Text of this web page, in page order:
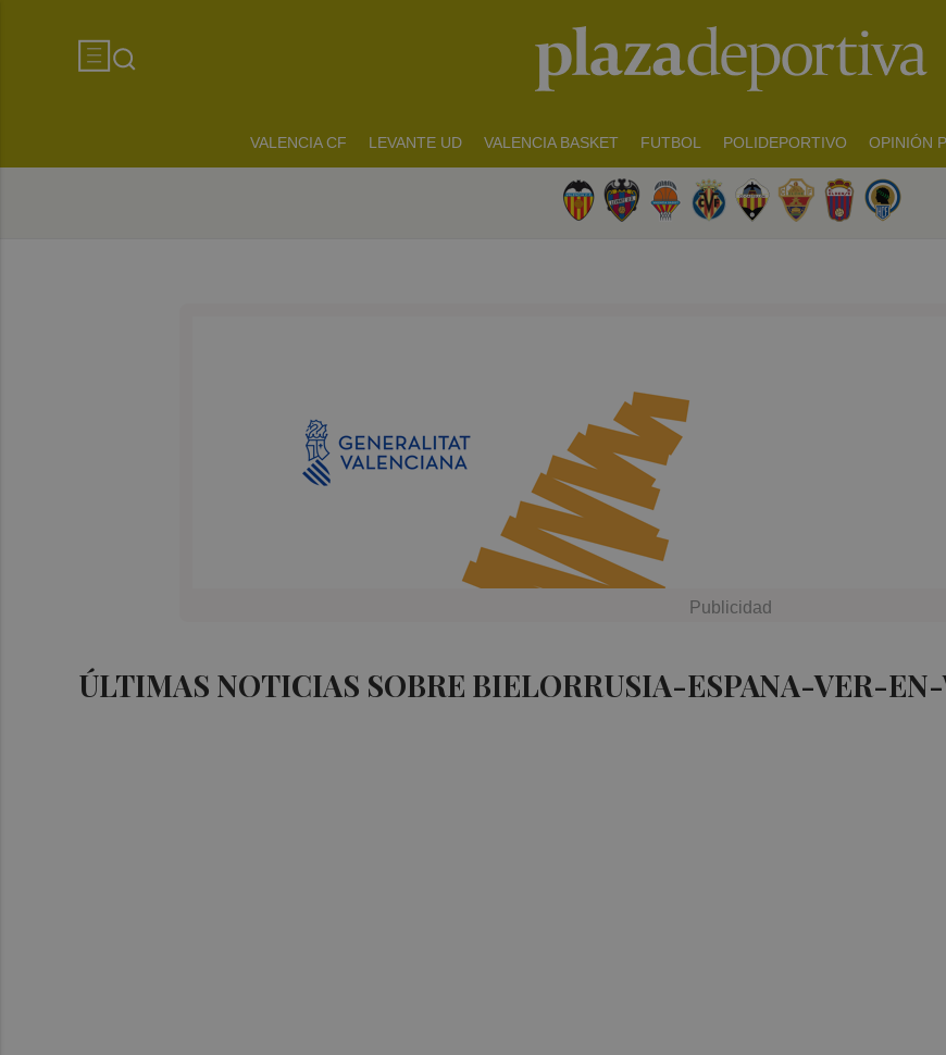
VALENCIA CF LEVANTE UD VALENCIA BASKET FUTBOL POLIDEPORTIVO OPINIÓN
ÚLTIMAS NOTICIAS SOBRE BIELORRUSIA-ESPANA-VER-